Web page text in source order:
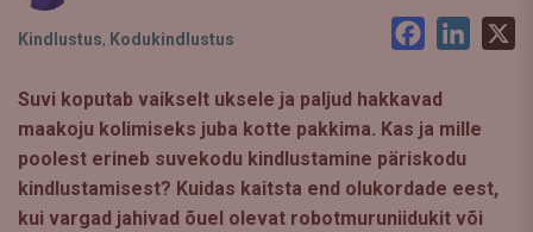
Kindlustus, Kodukindlustus Facebook
Suvi koputab vaikselt uksele ja paljud hakkavad
maakoju kolimiseks juba kotte pakkima. Kas ja mille
poolest erineb suvekodu kindlustamine päriskodu
kindlustamisest? Kuidas kaitsta end olukordade eest,
kui vargad jahivad õuel olevat robotmuruniidukit või